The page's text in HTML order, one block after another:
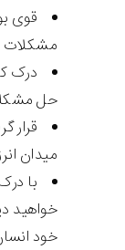
قوی
مشکلات
درک
حل
قرار
میدان
با
خواهید
خود